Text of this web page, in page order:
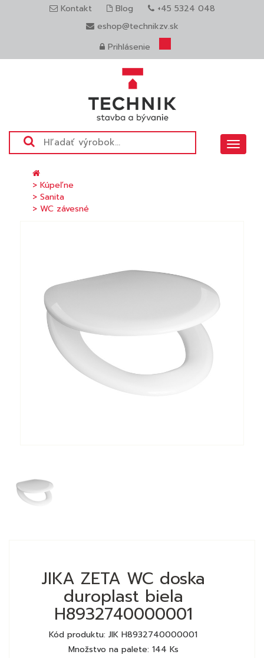
Kontakt Blog
+45 5324 048
eshop@technikzv.sk
Prihlásenie
Toggle
> Kúpeľne
> Sanita
> WC závesné
JIKA ZETA WC doska
duroplast biela
H8932740000001
Kód produktu: JIK H8932740000001
Množstvo na palete: 144 Ks